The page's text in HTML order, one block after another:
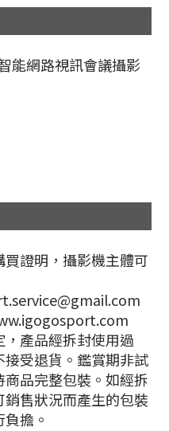
能網路視訊會議攝影
證明，攝影機主體可
產品經拆封使用過
受退貨。鑑賞期非試
品完整包裝。如經拆
售狀況而產生的包裝
擔。